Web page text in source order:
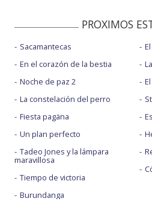
PROXIMOS
Sacamantecas
En el corazón de la bestia
Noche de paz 2
La constelación del perro
Fiesta pagäna
Un plan perfecto
Tadeo Jones y la lámpara
maravillosa
Tiempo de victoria
Burundanga